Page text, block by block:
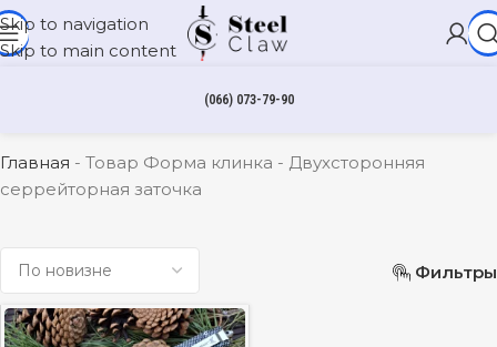
Skip to navigation
Skip to main content
(066) 073-79-90
Двухсторонняя серрейторная заточка
Главная - Товар Форма клинка - Двухсторонняя
серрейторная заточка
Фильтры